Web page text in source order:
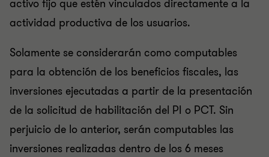
activo fijo que estén vinculados directamente a la
actividad productiva de los usuarios.
Solamente se considerarán como computables
para la obtención de los beneficios fiscales, las
inversiones ejecutadas a partir de la presentación
de la solicitud de habilitación del PI o PCT. Sin
perjuicio de lo anterior, serán computables las
inversiones realizadas dentro de los 6 meses